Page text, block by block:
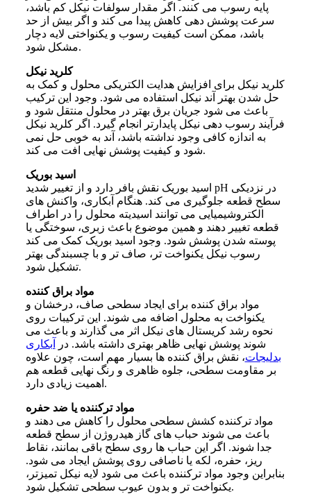
پایه رسوب می کنند. اگر مقدار سولفات نیکل کم باشد،
سرعت پوشش دهی کاهش پیدا می کند و اگر بیش از حد
باشد، ممکن است کیفیت رسوب و یکنواختی لایه دچار
مشکل شود.
کلرید نیکل
کلرید نیکل برای افزایش هدایت الکتریکی محلول و کمک به
حل شدن بهتر آند نیکل استفاده می شود. وجود این ترکیب
باعث می شود جریان برق بهتر در محلول منتقل شود و
فرآیند رسوب دهی نیکل پایدارتر انجام گیرد. اگر کلرید نیکل
به اندازه کافی وجود نداشته باشد، آند به خوبی حل نمی
شود و کیفیت پوشش نهایی افت می کند.
اسید بوریک
اسید بوریک نقش بافر دارد و از تغییر شدید pH در نزدیکی
سطح قطعه جلوگیری می کند. هنگام آبکاری، واکنش های
الکتروشیمیایی می توانند اسیدیته محلول را در اطراف
قطعه تغییر دهند و همین موضوع باعث زبری، سوختگی یا
پوسته شدن پوشش شود. وجود اسید بوریک کمک می کند
رسوب نیکل یکنواخت تر، صاف تر و با چسبندگی بهتر
تشکیل شود.
مواد براق کننده
مواد براق کننده برای ایجاد سطحی صاف، درخشان و
یکنواخت به محلول اضافه می شوند. این ترکیبات روی
نحوه رشد کریستال های نیکل اثر می گذارند و باعث می
شوند پوشش نهایی ظاهر بهتری داشته باشد. در
آبکاری
بدلیجات، نقش براق کننده ها بسیار مهم است، چون علاوه
بر مقاومت سطحی، جلوه ظاهری و رنگ نهایی قطعه هم
اهمیت زیادی دارد.
مواد ترکننده یا ضد حفره
مواد ترکننده کشش سطحی محلول را کاهش می دهند و
باعث می شوند حباب های گاز هیدروژن از سطح قطعه
جدا شوند. اگر این حباب ها روی سطح باقی بمانند، نقاط
ریز، حفره، لکه یا ناصافی روی پوشش ایجاد می شود.
بنابراین وجود مواد ترکننده باعث می شود لایه نیکل تمیزتر،
یکنواخت تر و بدون عیوب سطحی تشکیل شود.